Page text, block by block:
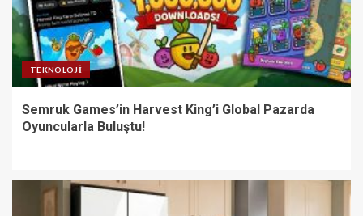
TEKNOLOJI
Semruk Games’in Harvest King’i Global Pazarda
Oyuncularla Buluştu!